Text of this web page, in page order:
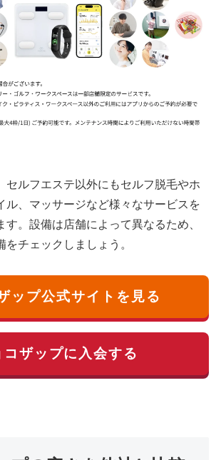
セルフエステ以外にもセルフ脱毛やホ
ル、マッサージなど様々なサービスを
す。設備は店舗によって異なるため、
チェックしましょう。
ップ公式サイトを見る
コザップに入会する